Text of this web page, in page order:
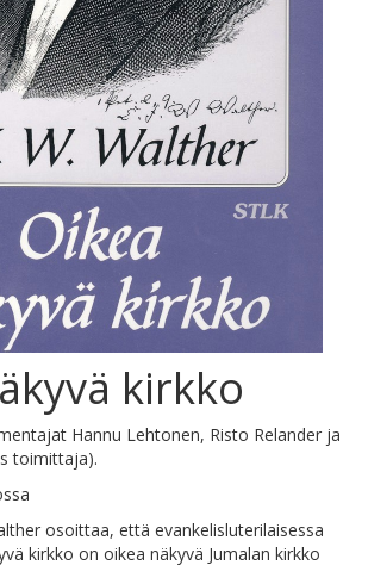
kirkko
Hannu Lehtonen, Risto Relander ja
toimittaja).
osoittaa, että evankelisluterilaisessa
kirkko on oikea näkyvä Jumalan kirkko